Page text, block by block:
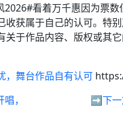
看着万千惠因为票
收获属于自己的认可。特
关于作品内容、版权或其
，舞台作品自有认可
， ➡️下一